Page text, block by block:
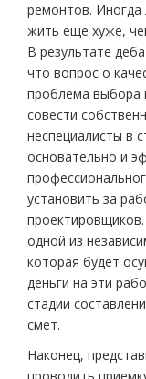
ремонтов.
жить еще хуже,
В результате
что вопрос о
проблема выбора
совести
неспециалисты в
основательно и
установить за
одной из
которая будет
деньги на эти
стадии
смет.
Наконец,